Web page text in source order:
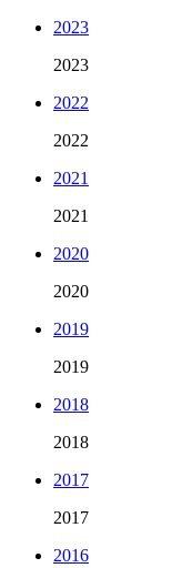
2023
2023
2022
2022
2021
2021
2020
2020
2019
2019
2018
2018
2017
2017
2016